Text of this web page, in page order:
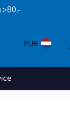
>80,-
EUR